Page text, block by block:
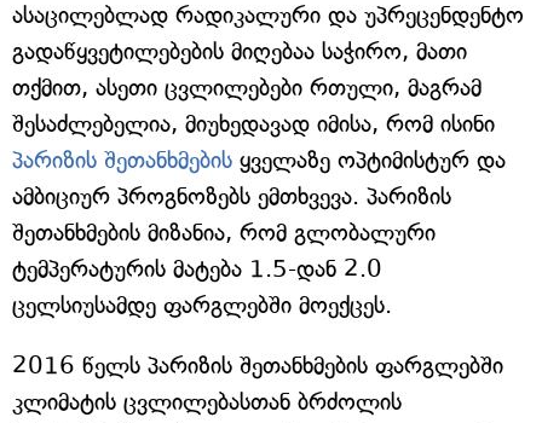
ასაცილებლად რადიკალური და უპრეცენდენტო
გადაწყვეტილებების მიღებაა საჭირო, მათი
თქმით, ასეთი ცვლილებები რთული, მაგრამ
შესაძლებელია, მიუხედავად იმისა, რომ ისინი
პარიზის შეთანხმების ყველაზე ოპტიმისტურ და
ამბიციურ პროგნოზებს ემთხვევა. პარიზის
შეთანხმების მიზანია, რომ გლობალური
ტემპერატურის მატება 1.5-დან 2.0
ცელსიუსამდე ფარგლებში მოექცეს.
2016 წელს პარიზის შეთანხმების ფარგლებში
კლიმატის ცვლილებასთან ბრძოლის